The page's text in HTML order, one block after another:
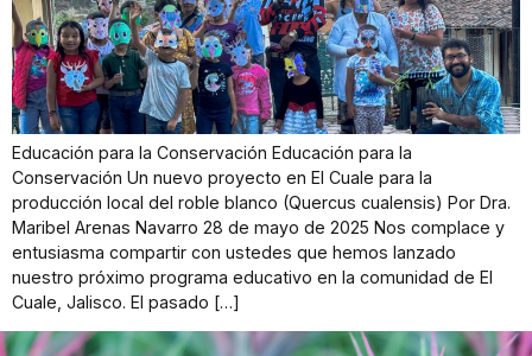
Educación para la Conservación Educación para la
Conservación Un nuevo proyecto en El Cuale para la
producción local del roble blanco (Quercus cualensis) Por Dra.
Maribel Arenas Navarro 28 de mayo de 2025 Nos complace y
entusiasma compartir con ustedes que hemos lanzado
nuestro próximo programa educativo en la comunidad de El
Cuale, Jalisco. El pasado […]